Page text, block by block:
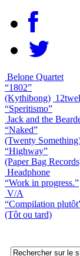
Belone Quartet
“1802”
(Kythibong)
“Speritismo”
Jack and the
“Naked”
(Twenty
“Highway”
(Paper Bag
Headphone
“Work in progress.”
V/A
“Compilation
(Tôt ou tard)